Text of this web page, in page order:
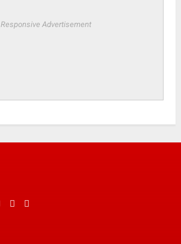
Responsive Advertisement